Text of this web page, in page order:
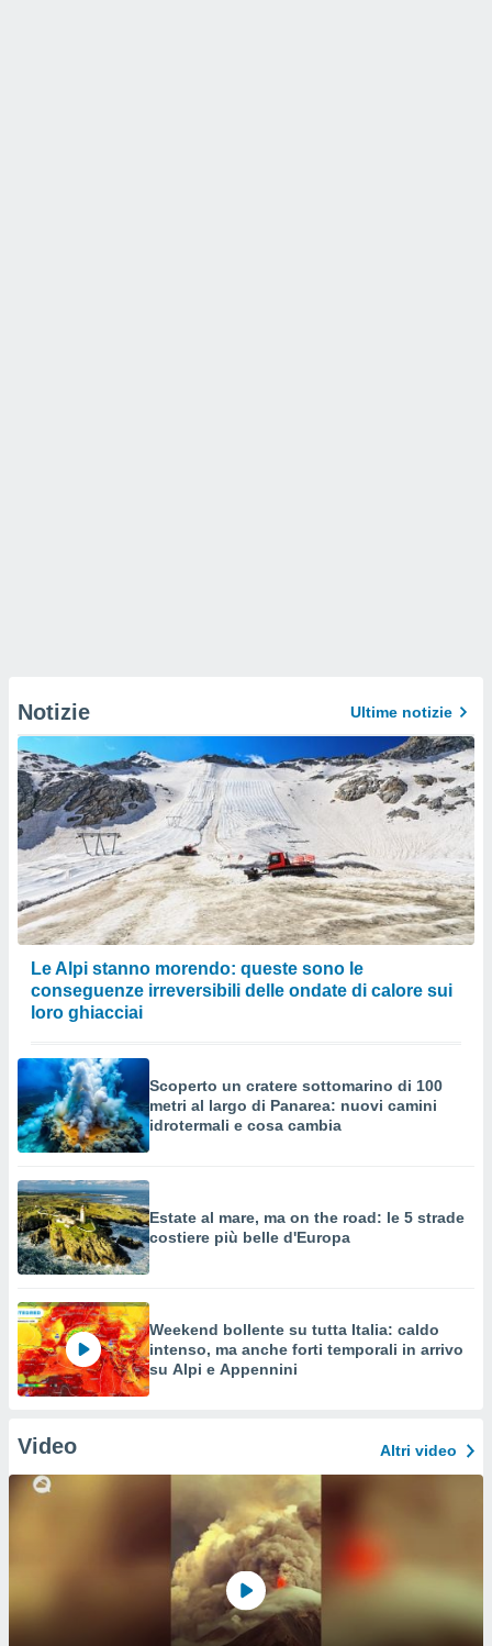
Notizie Ultime notizie
Le Alpi stanno morendo: queste sono le
conseguenze irreversibili delle ondate di calore sui
loro ghiacciai
Scoperto un cratere sottomarino di 100
metri al largo di Panarea: nuovi camini
idrotermali e cosa cambia
Estate al mare, ma on the road: le 5 strade
costiere più belle d'Europa
Weekend bollente su tutta Italia: caldo
intenso, ma anche forti temporali in arrivo
su Alpi e Appennini
Video Altri video